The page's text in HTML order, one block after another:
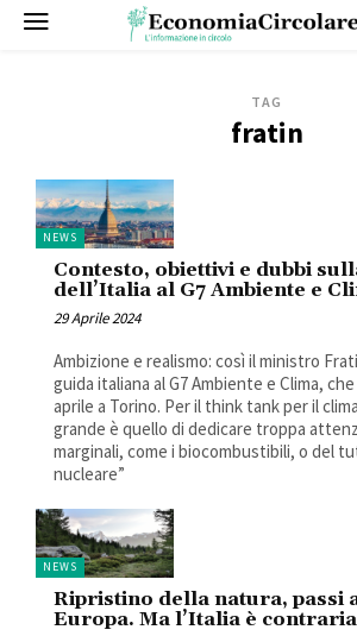
TAG
fratin
NEWS
Contesto, obiettivi e dubbi
dell’Italia al G7 Ambiente e
29 Aprile 2024
Ambizione e realismo: così il ministro
guida italiana al G7 Ambiente e Clima,
aprile a Torino. Per il think tank per il
grande è quello di dedicare troppa
marginali, come i biocombustibili, o del
nucleare”
NEWS
Ripristino della natura, passi
Europa. Ma l’Italia è contraria